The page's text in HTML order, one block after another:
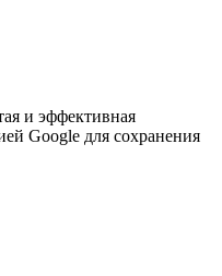
и эффективная
Google для сохранения